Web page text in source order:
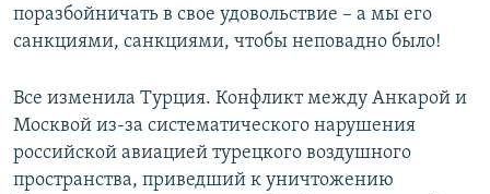
поразбойничать в свое удовольствие – а мы его
санкциями, санкциями, чтобы неповадно было!
Все изменила Турция. Конфликт между Анкарой и
Москвой из-за систематического нарушения
российской авиацией турецкого воздушного
пространства, приведший к уничтожению